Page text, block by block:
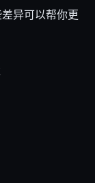
异可以帮你更